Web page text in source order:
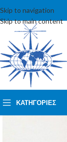
Skip to navigation
Skip to main content
ΚΑΤΗΓΟΡΙΕΣ